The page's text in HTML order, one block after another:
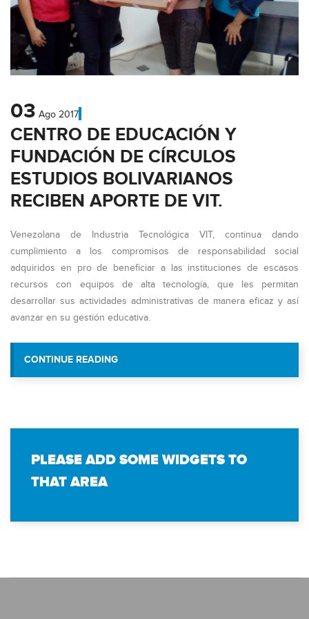
03 Ago 2017
CENTRO DE EDUCACIÓN Y
FUNDACIÓN DE CÍRCULOS
ESTUDIOS BOLIVARIANOS
RECIBEN APORTE DE VIT.
Venezolana de Industria Tecnológica VIT, continua dando
cumplimiento a los compromisos de responsabilidad social
adquiridos en pro de beneficiar a las instituciones de escasos
recursos con equipos de alta tecnología, que les permitan
desarrollar sus actividades administrativas de manera eficaz y así
avanzar en su gestión educativa.
CONTINUE READING
PLEASE ADD SOME WIDGETS TO
THAT AREA